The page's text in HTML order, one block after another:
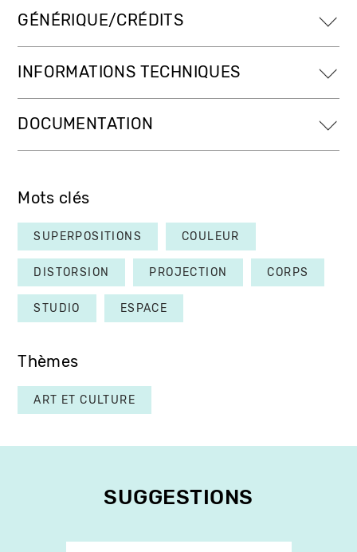
GÉNÉRIQUE/CRÉDITS
INFORMATIONS TECHNIQUES
DOCUMENTATION
Mots clés
SUPERPOSITIONS COULEUR
DISTORSION PROJECTION CORPS
STUDIO ESPACE
Thèmes
ART ET CULTURE
SUGGESTIONS